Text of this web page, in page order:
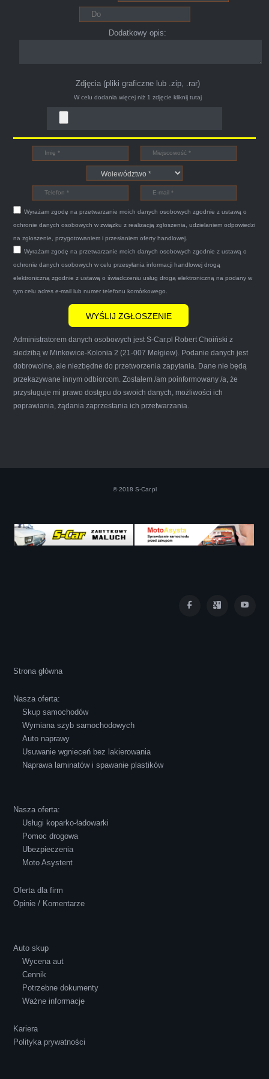
Polecam pewna i profesjonalna firma maja
konto na Facebooku .
Witam,ja jestem bardzo zadowolona z usługi S-
Car.pl sprzedałam swoją wysłużoną corsinę
tego samego dnia miły grzeczny pan przyjechał
po trzech godzinach autolawetą sprawnie
zapakował auto wypisał dokumenty i wypłacił
gotówkę.Zdecydowanie mogę polecić tą firmę
mnie do skorzystania z ich usług przekonało to
że są na FACEBOOKU i każdy tam może
wyrazić opinię na ich temat.
Iwona Górska
naprawde ludzki, nie zdziera, nie oszukuje.
atmosferze, czego z reguły nie można
powiedzieć o innych firmach tego type.
Pozdrawiam i polecam!
Polecam S-Car.pl, szybka i bardzo miła
Dodatkowy opis:
Zdjęcia (pliki graficzne lub .zip, .rar)
W celu dodania więcej niż 1 zdjęcie kliknij tutaj
Wyrażam zgodę na przetwarzanie moich danych osobowych zgodnie z ustawą o
ochronie danych osobowych w związku z realizacją zgłoszenia, udzielaniem odpowiedzi
na zgłoszenie, przygotowaniem i przesłaniem oferty handlowej.
Wyrażam zgodę na przetwarzanie moich danych osobowych zgodnie z ustawą o
ochronie danych osobowych w celu przesyłania informacji handlowej drogą
elektroniczną zgodnie z ustawą o świadczeniu usług drogą elektroniczną na podany w
tym celu adres e-mail lub numer telefonu komórkowego.
Administratorem danych osobowych jest S-Car.pl Robert Choiński z
siedzibą w Minkowice-Kolonia 2 (21-007 Mełgiew). Podanie danych jest
dobrowolne, ale niezbędne do przetworzenia zapytania. Dane nie będą
przekazywane innym odbiorcom. Zostałem /am poinformowany /a, że
przysługuje mi prawo dostępu do swoich danych, możliwości ich
poprawiania, żądania zaprzestania ich przetwarzania.
© 2018 S-Car.pl
Strona główna
Nasza oferta:
Skup samochodów
Wymiana szyb samochodowych
Auto naprawy
Usuwanie wgnieceń bez lakierowania
Naprawa laminatów i spawanie plastików
Nasza oferta:
Usługi koparko-ładowarki
Pomoc drogowa
Ubezpieczenia
Moto Asystent
Oferta dla firm
Opinie / Komentarze
Auto skup
Wycena aut
Cennik
Potrzebne dokumenty
Ważne informacje
Kariera
Polityka prywatności